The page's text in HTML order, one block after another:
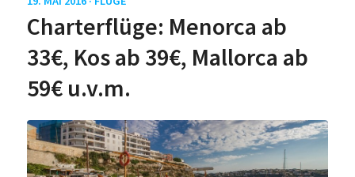
Charterflüge: Menorca ab
33€, Kos ab 39€, Mallorca ab
59€ u.v.m.